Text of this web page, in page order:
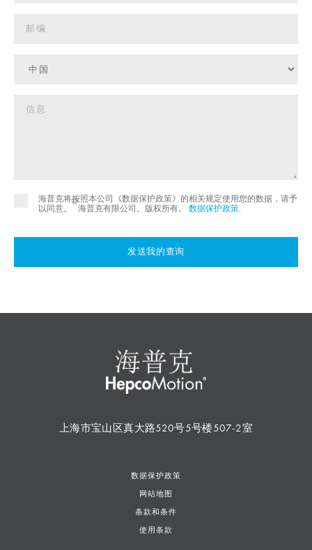
海普克将按照本公司《数据保护政策》的相关规定使用您的数据，请予
以同意。
©
海普克有限公司。版权所有。 数据保护政策.
发送我的查询
上海市宝山区真大路520号5号楼507-2室
数据保护政策
网站地图
条款和条件
使用条款